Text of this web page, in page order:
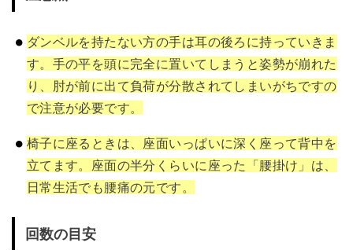
ダンベルを持たない方の手は耳の後ろに持っていきま
す。手の平を頭に完全に置いてしまうと姿勢が崩れた
り、肘が前に出て負荷が分散されてしまいがちですの
で注意が必要です。
椅子に座るときは、座面いっぱいに深く座って背中を
立てます。座面の半分くらいに座った「腰掛け」は、
日常生活でも腰痛の元です。
回数の目安